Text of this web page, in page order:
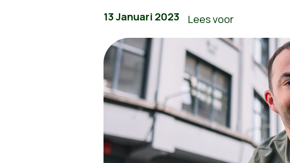
13 Januari 2023 Lees voor